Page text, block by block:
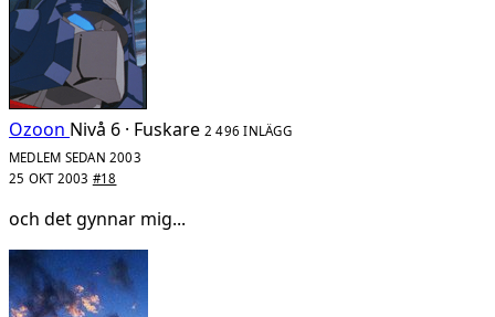
Ozoon Nivå 6 · Fuskare 2 496 INLÄGG
MEDLEM SEDAN 2003
25 OKT 2003 #18
och det gynnar mig...